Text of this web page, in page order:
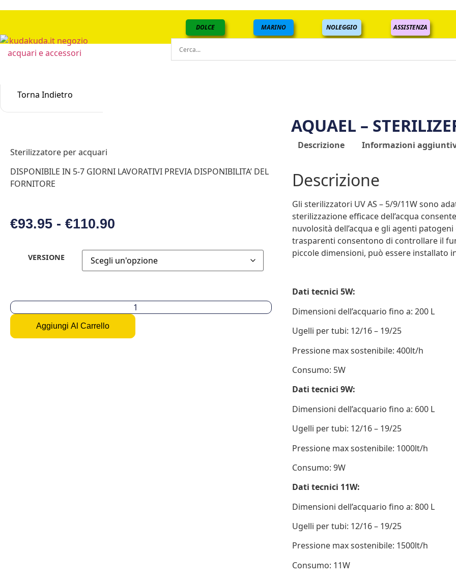
DOLCE MARINO NOLEGGIO ASSISTENZA
Torna Indietro
Sterilizzatore per acquari
DISPONIBILE IN 5-7 GIORNI LAVORATIVI PREVIA DISPONIBILITA’ DEL
FORNITORE
€93.95 - €110.90
VERSIONE
Aggiungi Al Carrello
AQUAEL –
Descrizione Informazioni
Descrizione
Gli sterilizzatori UV AS – 5/9/11W sono
sterilizzazione efficace dell’acqua
nuvolosità dell’acqua e gli agenti
trasparenti consentono di controllare il
piccole dimensioni, può essere installato
Dati tecnici 5W:
Dimensioni dell’acquario fino a: 200 L
Ugelli per tubi: 12/16 – 19/25
Pressione max sostenibile: 400lt/h
Consumo: 5W
Dati tecnici 9W:
Dimensioni dell’acquario fino a: 600 L
Ugelli per tubi: 12/16 – 19/25
Pressione max sostenibile: 1000lt/h
Consumo: 9W
Dati tecnici 11W:
Dimensioni dell’acquario fino a: 800 L
Ugelli per tubi: 12/16 – 19/25
Pressione max sostenibile: 1500lt/h
Consumo: 11W